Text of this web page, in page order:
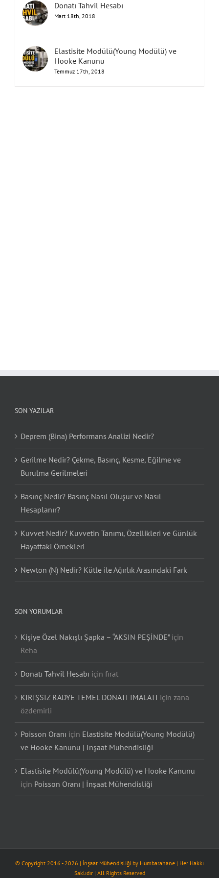
Donatı Tahvil Hesabı
Mart 18th, 2018
Elastisite Modülü(Young Modülü) ve
Hooke Kanunu
Temmuz 17th, 2018
SON YAZILAR
Deprem (Bina) Performans Analizi Nedir?
Gerilme Nedir? Çekme, Basınç, Kesme, Eğilme ve
Burulma Gerilmeleri
Basınç Nedir? Basınç Nasıl Oluşur ve Nasıl
Hesaplanır?
Kuvvet Nedir? Kuvvetin Tanımı, Özellikleri ve Günlük
Hayattaki Örnekleri
Newton (N) Nedir? Kütle ile Ağırlık Arasındaki Fark
SON YORUMLAR
Kişiye Özel Nakışlı Şapka – “AKSIN PEŞİNDE”için
Reha
Donatı Tahvil Hesabı için fırat
KİRİŞSİZ RADYE TEMEL DONATI İMALATI için zana
özdemirli
Poisson Oranı için Elastisite Modülü(Young Modülü)
ve Hooke Kanunu | İnşaat Mühendisliği
Elastisite Modülü(Young Modülü) ve Hooke Kanunu
için Poisson Oranı | İnşaat Mühendisliği
© Copyright 2016 - 2026 | İnşaat Mühendisliği by Humbarahane | Her Hakkı
Saklıdır | All Rights Reserved